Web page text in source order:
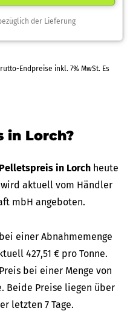
der Lieferung
inkl. 7% MwSt. Es
in Lorch?
Pelletspreis in Lorch heute
aktuell vom Händler
mbH angeboten.
einer Abnahmemenge
427,51 € pro Tonne.
bei einer Menge von
Beide Preise liegen über
letzten 7 Tage.